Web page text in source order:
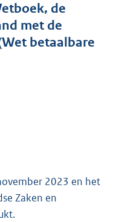
de
met de
betaalbare
2023 en het
Zaken en